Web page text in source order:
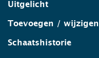
Uitgelicht
Toevoegen / wijzigen
Schaatshistorie